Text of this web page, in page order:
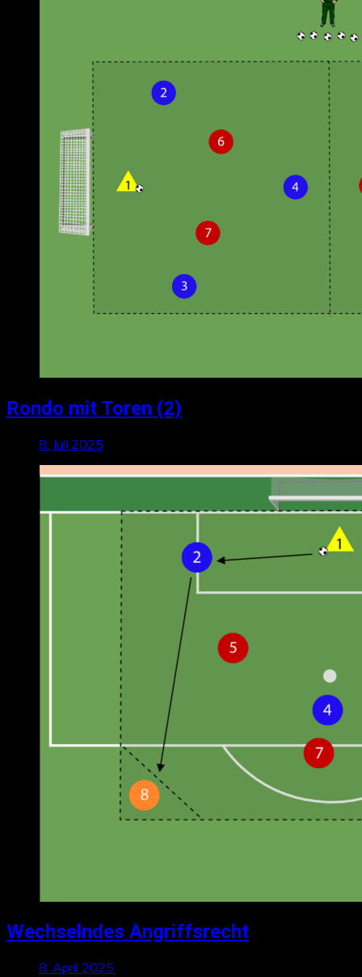
Rondo mit Toren (2)
8. Juli 2025
Wechselndes Angriffsrecht
8. April 2025